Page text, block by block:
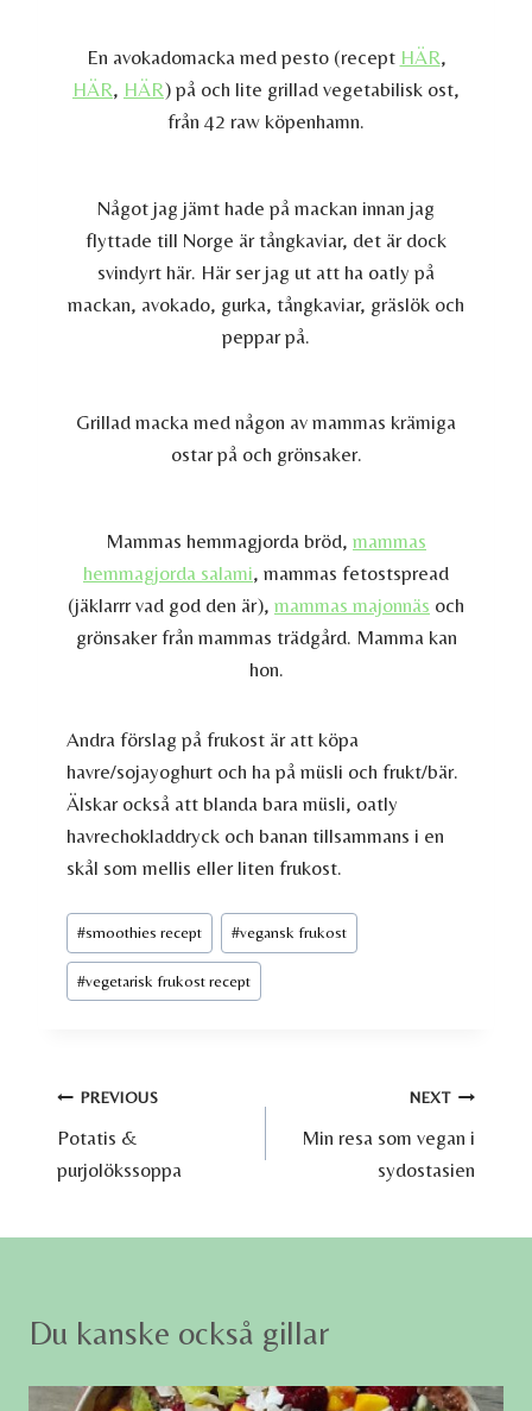
En avokadomacka med pesto (recept HÄR,
HÄR, HÄR) på och lite grillad vegetabilisk ost,
från 42 raw köpenhamn.
Något jag jämt hade på mackan innan jag
flyttade till Norge är tångkaviar, det är dock
svindyrt här. Här ser jag ut att ha oatly på
mackan, avokado, gurka, tångkaviar, gräslök och
peppar på.
Grillad macka med någon av mammas krämiga
ostar på och grönsaker.
Mammas hemmagjorda bröd, mammas
hemmagjorda salami, mammas fetostspread
(jäklarrr vad god den är), mammas majonnäs och
grönsaker från mammas trädgård. Mamma kan
hon.
Andra förslag på frukost är att köpa
havre/sojayoghurt och ha på müsli och frukt/bär.
Älskar också att blanda bara müsli, oatly
havrechokladdryck och banan tillsammans i en
skål som mellis eller liten frukost.
Post
Tags:
#smoothies recept #vegansk frukost
#vegetarisk frukost recept
Inläggsnavigering
PREVIOUS
Potatis &
purjolökssoppa
NEXT
Min resa som vegan i
sydostasien
Du kanske också gillar